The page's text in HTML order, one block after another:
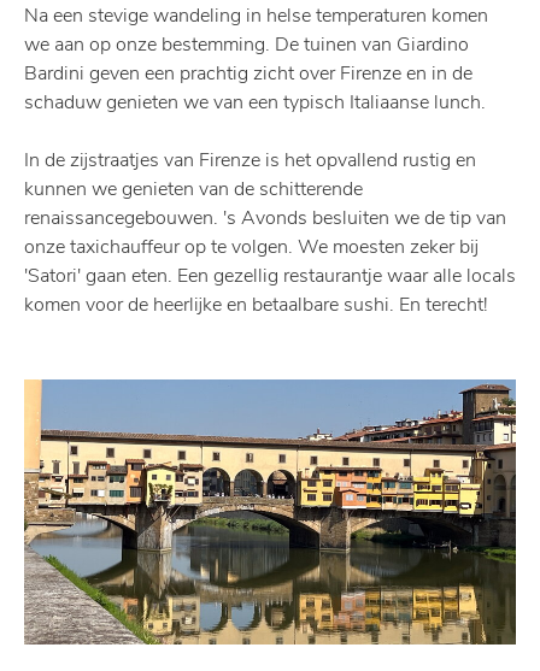
Na een stevige wandeling in helse temperaturen komen
we aan op onze bestemming. De tuinen van Giardino
Bardini geven een prachtig zicht over Firenze en in de
schaduw genieten we van een typisch Italiaanse lunch.
In de zijstraatjes van Firenze is het opvallend rustig en
kunnen we genieten van de schitterende
renaissancegebouwen. 's Avonds besluiten we de tip van
onze taxichauffeur op te volgen. We moesten zeker bij
'Satori' gaan eten. Een gezellig restaurantje waar alle locals
komen voor de heerlijke en betaalbare sushi. En terecht!